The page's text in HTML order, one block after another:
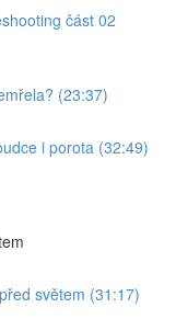
část 02
(23:37)
i porota (32:49)
světem (31:17)